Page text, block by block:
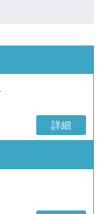
詳細